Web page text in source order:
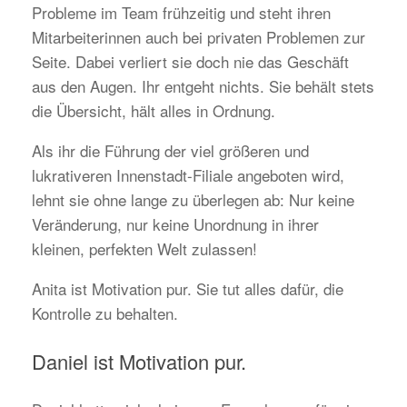
Probleme im Team frühzeitig und steht ihren
Mitarbeiterinnen auch bei privaten Problemen zur
Seite. Dabei verliert sie doch nie das Geschäft
aus den Augen. Ihr entgeht nichts. Sie behält stets
die Übersicht, hält alles in Ordnung.
Als ihr die Führung der viel größeren und
lukrativeren Innenstadt-Filiale angeboten wird,
lehnt sie ohne lange zu überlegen ab: Nur keine
Veränderung, nur keine Unordnung in ihrer
kleinen, perfekten Welt zulassen!
Anita ist Motivation pur. Sie tut alles dafür, die
Kontrolle zu behalten.
Daniel ist Motivation pur.